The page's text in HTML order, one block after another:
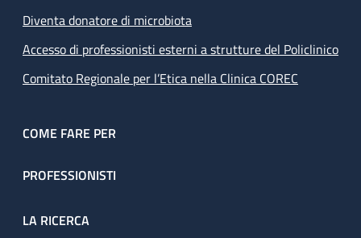
Diventa donatore di microbiota
Accesso di professionisti esterni a strutture del Policlinico
Comitato Regionale per l’Etica nella Clinica COREC
COME FARE PER
PROFESSIONISTI
LA RICERCA